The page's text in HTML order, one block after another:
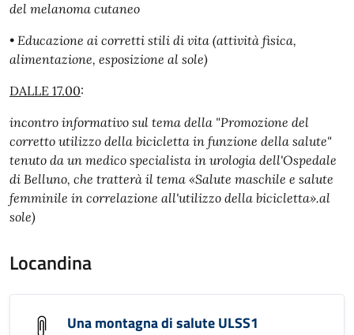
del melanoma cutaneo
• Educazione ai corretti stili di vita (attività fisica,
alimentazione, esposizione al sole)
DALLE 17.00:
incontro informativo sul tema della "Promozione del
corretto utilizzo della bicicletta in funzione della salute"
tenuto da un medico specialista in urologia dell'Ospedale
di Belluno, che tratterà il tema «Salute maschile e salute
femminile in correlazione all'utilizzo della bicicletta».al
sole)
Locandina
Una montagna di salute ULSS1